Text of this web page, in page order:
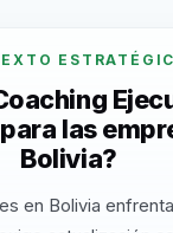
las
Bolivia?
en Bolivia